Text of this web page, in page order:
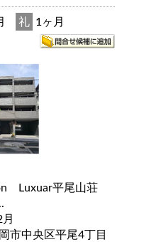
礼 1ヶ月
Luxuar平尾山荘
市中央区平尾4丁目